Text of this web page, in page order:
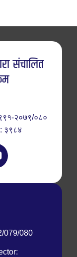
संचालित
२०७९/०८०
३९८४
079/080